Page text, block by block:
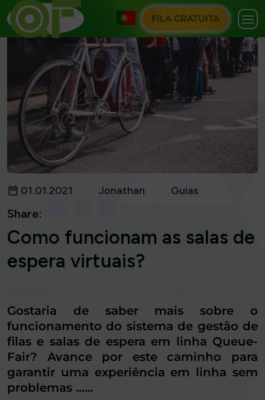
FILA GRATUITA
01.01.2021 Jonathan Guias
Share:
Como funcionam as salas de
espera virtuais?
Gostaria de saber mais sobre o
funcionamento do sistema de gestão de
filas e salas de espera em linha Queue-
Fair? Avance por este caminho para
garantir uma experiência em linha sem
problemas ...…